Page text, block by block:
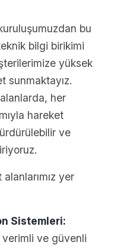
bu
bilgi birikimi
yüksek
sunmaktayız.
her
hareket
ve
yer
Sistemleri:
ve güvenli